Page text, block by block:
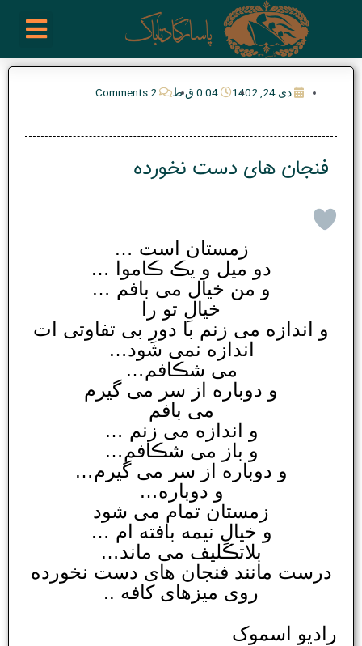
دی 24, 1402 0:04 ق.ظ 2 Comments
فنجان های دست نخورده
زمستان است …
دو میل و یڪ ڪاموا …
و من خیال می بافم …
خیالِ تو را
و اندازه می زنم با دورِ بی تفاوتی ات
اندازه نمی شود…
می شڪافم…
و دوباره از سر می گیرم
می بافم
و اندازه می زنم …
و باز می شڪافم…
و دوباره از سر می گیرم…
و دوباره…
زمستان تمام می شود
و خیالِ نیمه بافته ام …
بلاتڪلیف می ماند…
درست مانند فنجان های دست نخورده
روی میزهای کافه ..
رادیو اسموک